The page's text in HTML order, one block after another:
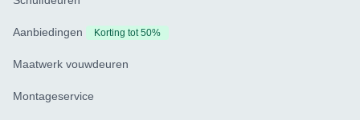
Aanbiedingen Korting tot 50%
Maatwerk vouwdeuren
Montageservice